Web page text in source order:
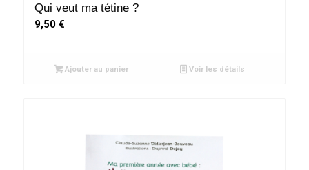
Qui veut ma tétine ?
9,50 €
Ajouter au panier Voir les détails